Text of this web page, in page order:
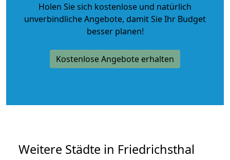
Holen Sie sich kostenlose und natürlich
unverbindliche Angebote, damit Sie Ihr Budget
besser planen!
Kostenlose Angebote erhalten
Weitere Städte in Friedrichsthal